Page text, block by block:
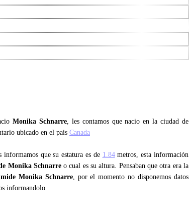
Monika Schnarre, les contamos que nacio en la ciudad de
ubicado en el pais Canada
que su estatura es de 1.84metros, esta información
Monika Schnarreo cual es su altura. Pensaban que otra era la
Monika Schnarre, por el momento no disponemos datos
informandolo